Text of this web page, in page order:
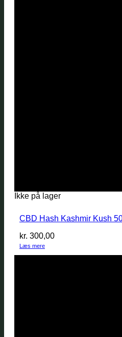
Ikke på lager
CBD Hash Kashmir Kush
kr. 300,00
Læs mere